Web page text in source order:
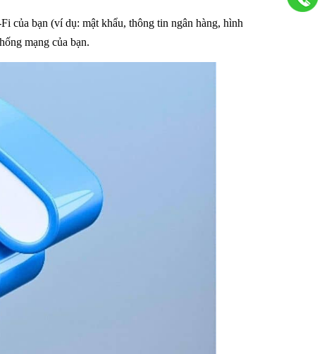
của bạn (ví dụ: mật khẩu, thông tin ngân hàng, hình
mạng của bạn.